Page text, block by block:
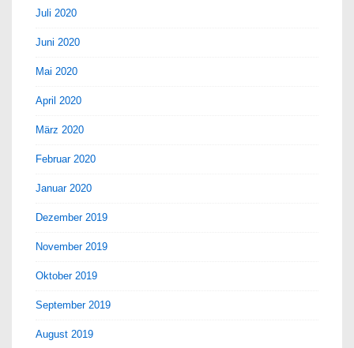
Juli 2020
Juni 2020
Mai 2020
April 2020
März 2020
Februar 2020
Januar 2020
Dezember 2019
November 2019
Oktober 2019
September 2019
August 2019